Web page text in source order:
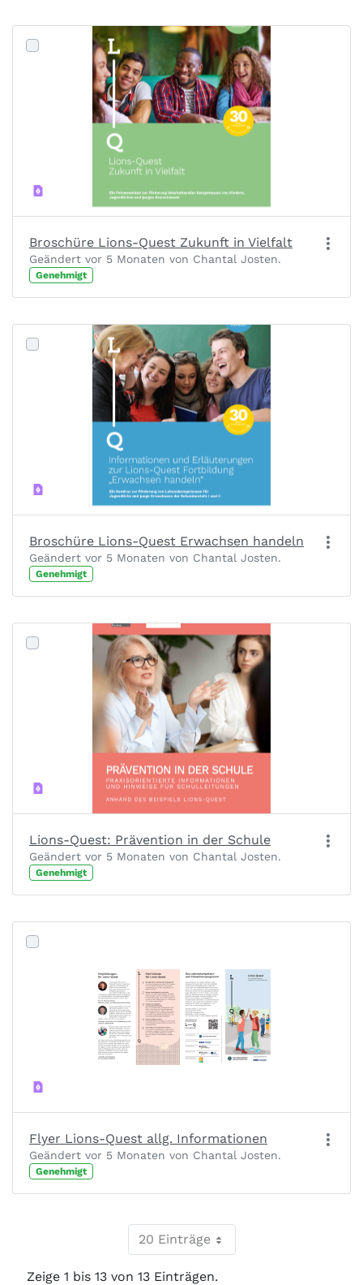
Broschüre Lions-Quest Zukunft in Vielfalt
Geändert vor 5 Monaten von Chantal Josten.
Genehmigt
Broschüre Lions-Quest Erwachsen handeln
Geändert vor 5 Monaten von Chantal Josten.
Genehmigt
Lions-Quest: Prävention in der Schule
Geändert vor 5 Monaten von Chantal Josten.
Genehmigt
Flyer Lions-Quest allg. Informationen
Geändert vor 5 Monaten von Chantal Josten.
Genehmigt
20 Einträge
Zeige 1 bis 13 von 13 Einträgen.